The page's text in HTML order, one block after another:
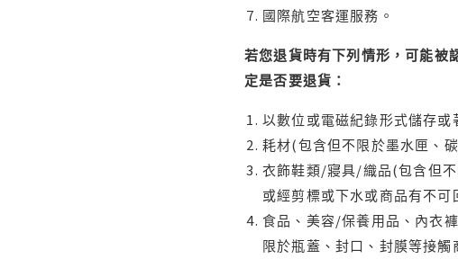
國際航空客運服務。
若您退貨時有下列情形，可能被
定是否要退貨：
以數位或電磁紀錄形式儲存
耗材(包含但不限於墨水匣、
衣飾鞋類/寢具/織品(包含但
或經剪標或下水或商品有不可
食品、美容/保養用品、內衣
限於瓶蓋、封口、封膜等接